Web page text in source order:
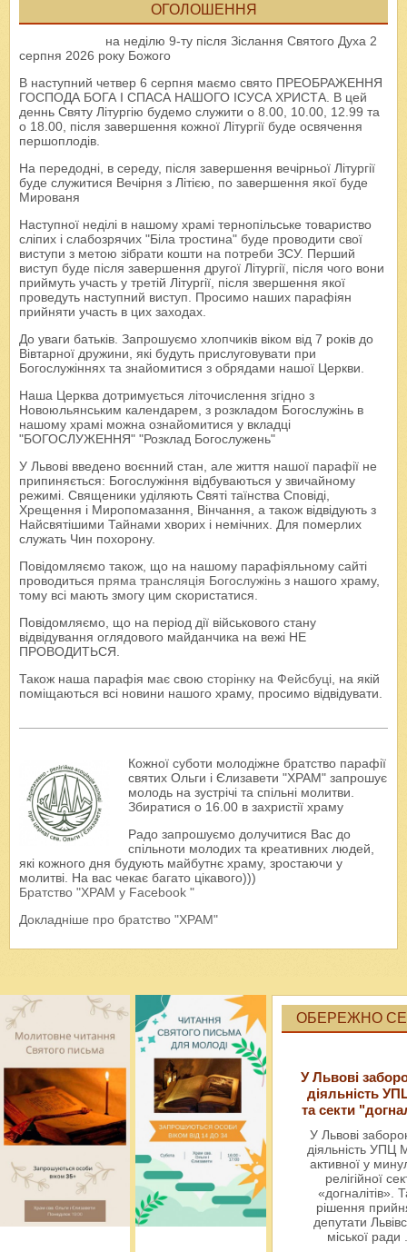
ОГОЛОШЕННЯ
на неділю 9-ту після Зіслання Святого Духа 2
серпня 2026 року Божого
В наступний четвер 6 серпня маємо свято ПРЕОБРАЖЕННЯ
ГОСПОДА БОГА І СПАСА НАШОГО ІСУСА ХРИСТА. В цей
деннь Святу Літургію будемо служити о 8.00, 10.00, 12.99 та
о 18.00, після завершення кожної Літургії буде освячення
першоплодів.
На передодні, в середу, після завершення вечірньої Літургії
буде служитися Вечірня з Літією, по завершення якої буде
Мированя
Наступної неділі в нашому храмі тернопільське товариство
сліпих і слабозрячих "Біла тростина" буде проводити свої
виступи з метою зібрати кошти на потреби ЗСУ. Перший
виступ буде після завершення другої Літургії, після чого вони
приймуть участь у третій Літургії, після звершення якої
проведуть наступний виступ. Просимо наших парафіян
прийняти участь в цих заходах.
До уваги батьків. Запрошуємо хлопчиків віком від 7 років до
Вівтарної дружини, які будуть прислуговувати при
Богослужіннях та знайомитися з обрядами нашої Церкви.
Наша Церква дотримується літочислення згідно з
Новоюльянським календарем, з розкладом Богослужінь в
нашому храмі можна ознайомитися у вкладці
"БОГОСЛУЖЕННЯ" "Розклад Богослужень"
У Львові введено воєнний стан, але життя нашої парафії не
припиняється: Богослужіння відбуваються у звичайному
режимі. Священики уділяють Святі таїнства Сповіді,
Хрещення і Миропомазання, Вінчання, а також відвідують з
Найсвятішими Тайнами хворих і немічних. Для померлих
служать Чин похорону.
Повідомляємо також, що на нашому парафіяльному сайті
проводиться пряма трансляція Богослужінь з нашого храму,
тому всі мають змогу цим скористатися.
Повідомляємо, що на період дії військового стану
відвідування оглядового майданчика на вежі НЕ
ПРОВОДИТЬСЯ.
Також наша парафія має свою сторінку на Фейсбуці, на якій
поміщаються всі новини нашого храму, просимо відвідувати.
Кожної суботи молодіжне братство парафії
святих Ольги і Єлизавети "ХРАМ" запрошує
молодь на зустрічі та спільні молитви.
Збиратися о 16.00 в захристії храму
Радо запрошуємо долучитися Вас до
спільноти молодих та креативних людей,
які кожного дня будують майбутнє храму, зростаючи у
молитві. На вас чекає багато цікавого)))
Братство "ХРАМ у Facebook "
Докладніше про братство "ХРАМ"
ОБЕРЕЖНО
У Львові
діяльність
та секти
У Львові
діяльність УПЦ
активної у
релігійної
«догналітів».
рішення
депутати
міської ради